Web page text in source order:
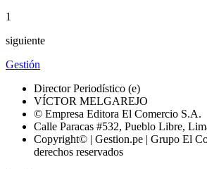
1
siguiente
Gestión
Director Periodístico (e)
VÍCTOR MELGAREJO
© Empresa Editora El Comercio S.A.
Calle Paracas #532, Pueblo Libre,
Copyright© | Gestion.pe | Grupo El
derechos reservados